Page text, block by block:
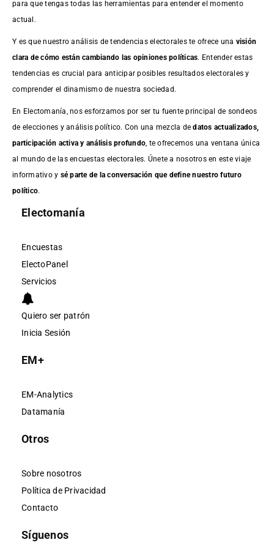
para que tengas todas las herramientas para entender el momento
actual.
Y es que nuestro análisis de tendencias electorales te ofrece una visión
clara de cómo están cambiando las opiniones políticas. Entender estas
tendencias es crucial para anticipar posibles resultados electorales y
comprender el dinamismo de nuestra sociedad.
En Electomanía, nos esforzamos por ser tu fuente principal de sondeos
de elecciones y análisis político. Con una mezcla dedatos actualizados,
participación activa y análisis profundo , te ofrecemos una ventana única
al mundo de las encuestas electorales. Únete a nosotros en este viaje
informativo y sé parte de la conversación que define nuestro futuro
político.
Electomanía
Encuestas
ElectoPanel
Servicios
Quiero ser patrón
Inicia Sesión
EM+
EM-Analytics
Datamanía
Otros
Sobre nosotros
Política de Privacidad
Contacto
Síguenos